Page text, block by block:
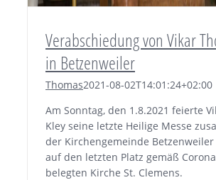
Verabschiedung von Vikar
in Betzenweiler
Thomas2021-08-02T14:01:24+02:00
Am Sonntag, den 1.8.2021 feierte
Kley seine letzte Heilige Messe
der Kirchengemeinde
auf den letzten Platz gemäß
belegten Kirche St. Clemens.